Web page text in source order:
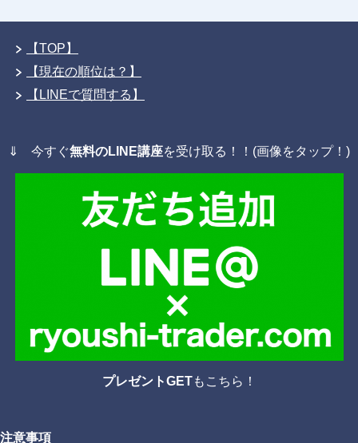
【TOP】
【現在の順位は？】
【LINEで質問する】
⇓ 今すぐ無料のLINE講座を受け取る！！(画像をタップ！)
プレゼントGETもこちら！
注意事項